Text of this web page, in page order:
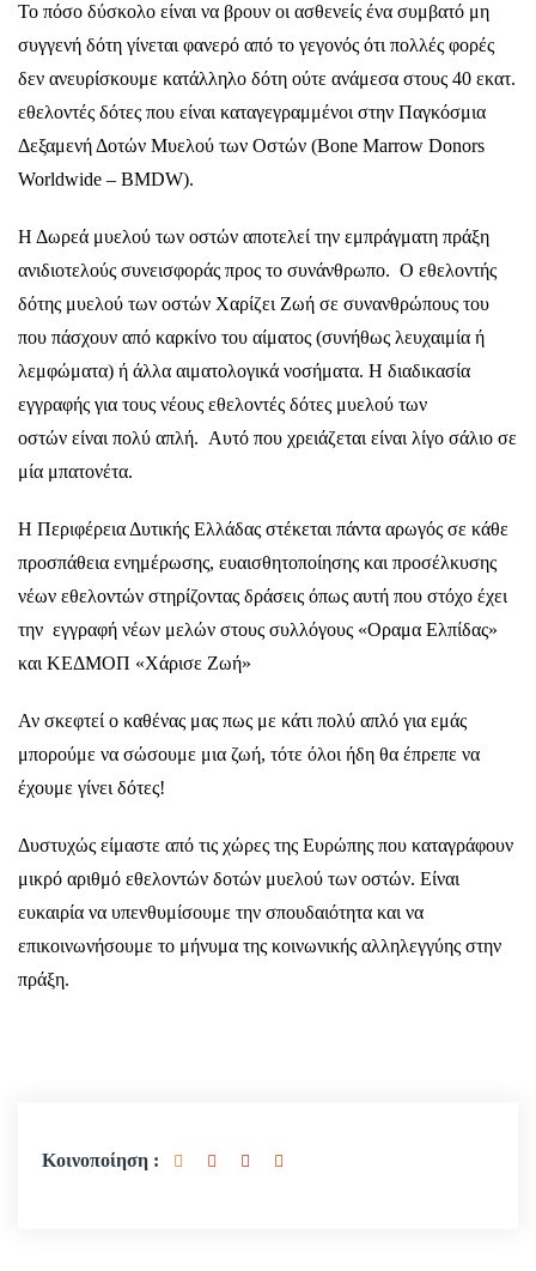
Το πόσο δύσκολο είναι να βρουν οι ασθενείς ένα συμβατό μη
συγγενή δότη γίνεται φανερό από το γεγονός ότι πολλές φορές
δεν ανευρίσκουμε κατάλληλο δότη ούτε ανάμεσα στους 40 εκατ.
εθελοντές δότες που είναι καταγεγραμμένοι στην Παγκόσμια
Δεξαμενή Δοτών Μυελού των Οστών (Bone Marrow Donors
Worldwide – BMDW).
Η Δωρεά μυελού των οστών αποτελεί την εμπράγματη πράξη
ανιδιοτελούς συνεισφοράς προς το συνάνθρωπο. Ο εθελοντής
δότης μυελού των οστών Χαρίζει Ζωή σε συνανθρώπους του
που πάσχουν από καρκίνο του αίματος (συνήθως λευχαιμία ή
λεμφώματα) ή άλλα αιματολογικά νοσήματα. Η διαδικασία
εγγραφής για τους νέους εθελοντές δότες μυελού των
οστών είναι πολύ απλή. Αυτό που χρειάζεται είναι λίγο σάλιο σε
μία μπατονέτα.
Η Περιφέρεια Δυτικής Ελλάδας στέκεται πάντα αρωγός σε κάθε
προσπάθεια ενημέρωσης, ευαισθητοποίησης και προσέλκυσης
νέων εθελοντών στηρίζοντας δράσεις όπως αυτή που στόχο έχει
την εγγραφή νέων μελών στους συλλόγους «Οραμα Ελπίδας»
και ΚΕΔΜΟΠ «Χάρισε Ζωή»
Αν σκεφτεί ο καθένας μας πως με κάτι πολύ απλό για εμάς
μπορούμε να σώσουμε μια ζωή, τότε όλοι ήδη θα έπρεπε να
έχουμε γίνει δότες!
Δυστυχώς είμαστε από τις χώρες της Ευρώπης που καταγράφουν
μικρό αριθμό εθελοντών δοτών μυελού των οστών. Είναι
ευκαιρία να υπενθυμίσουμε την σπουδαιότητα και να
επικοινωνήσουμε το μήνυμα της κοινωνικής αλληλεγγύης στην
πράξη.
Κοινοποίηση :